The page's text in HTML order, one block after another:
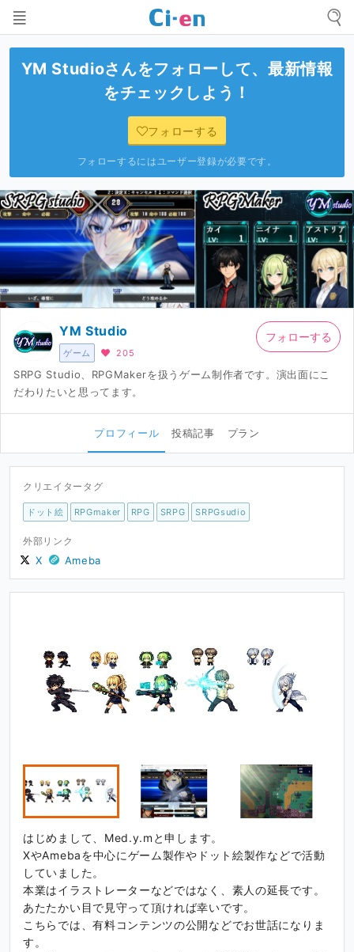
YM Studioさんをフォローして、最新情報
をチェックしよう！
フォローする
フォローするにはユーザー登録が必要です。
ゲーム
YM Studio
205
SRPG Studio、RPGMakerを扱うゲーム制作者です。演出面にこ
だわりたいと思ってます。
フォローする
プロフィール 投稿記事 プラン
クリエイタータグ
ドット絵 RPGmaker RPG SRPG SRPGsudio
外部リンク
X Ameba
はじめまして、Med.y.mと申します。
XやAmebaを中心にゲーム製作やドット絵製作などで活動
していました。
本業はイラストレーターなどではなく、素人の延長です。
あたたかい目で見守って頂ければ幸いです。
こちらでは、有料コンテンツの公開などでお世話になりま
す。